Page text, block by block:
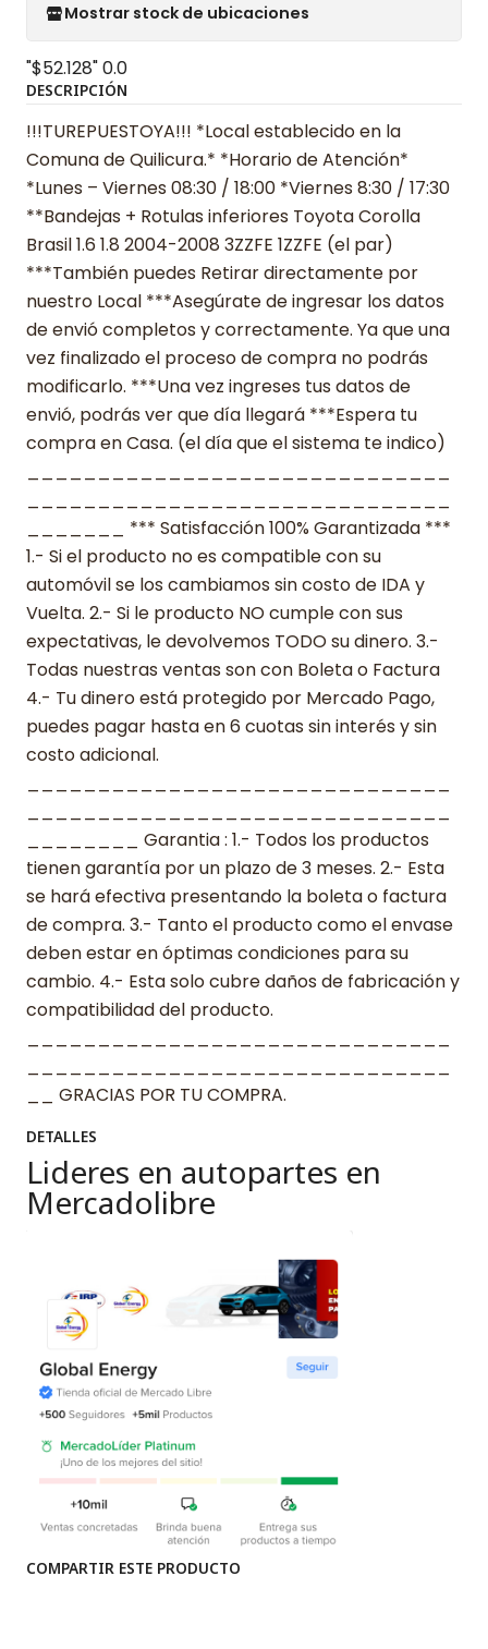
Mostrar stock de ubicaciones
"$52.128"0.0
DESCRIPCIÓN
!!!TUREPUESTOYA!!! *Local establecido en la
Comuna de Quilicura.* *Horario de Atención*
*Lunes – Viernes 08:30 / 18:00 *Viernes 8:30 / 17:30
**Bandejas + Rotulas inferiores Toyota Corolla
Brasil 1.6 1.8 2004-2008 3ZZFE 1ZZFE (el par)
***También puedes Retirar directamente por
nuestro Local ***Asegúrate de ingresar los datos
de envió completos y correctamente. Ya que una
vez finalizado el proceso de compra no podrás
modificarlo. ***Una vez ingreses tus datos de
envió, podrás ver que día llegará ***Espera tu
compra en Casa. (el día que el sistema te indico)
_______ *** Satisfacción 100% Garantizada ***
1.- Si el producto no es compatible con su
automóvil se los cambiamos sin costo de IDA y
Vuelta. 2.- Si le producto NO cumple con sus
expectativas, le devolvemos TODO su dinero. 3.-
Todas nuestras ventas son con Boleta o Factura
4.- Tu dinero está protegido por Mercado Pago,
puedes pagar hasta en 6 cuotas sin interés y sin
costo adicional.
________ Garantia : 1.- Todos los productos
tienen garantía por un plazo de 3 meses. 2.- Esta
se hará efectiva presentando la boleta o factura
de compra. 3.- Tanto el producto como el envase
deben estar en óptimas condiciones para su
cambio. 4.- Esta solo cubre daños de fabricación y
compatibilidad del producto.
__ GRACIAS POR TU COMPRA.
DETALLES
Lideres en autopartes en
Mercadolibre
COMPARTIR ESTE PRODUCTO